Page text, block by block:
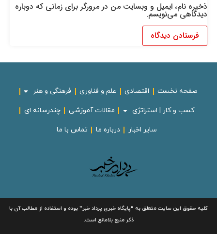
ذخیره نام، ایمیل و وبسایت من در مرورگر برای زمانی که دوباره
دیدگاهی می‌نویسم.
صفحه نخست اقتصادی علم و فناوری فرهنگی و هنر
کسب و کار | استراتژی مقالات آموزشی چندرسانه ای
سایر اخبار درباره ما تماس با ما
کلیه حقوق این سایت متعلق به“پایگاه خبریپرداد خبر”بوده و استفاده از مطالب آن با
ذکر منبع بلامانع است.